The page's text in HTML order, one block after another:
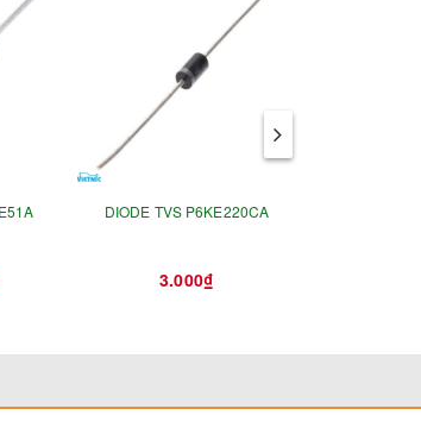
DIODE TVS P6KE220CA
3.000₫